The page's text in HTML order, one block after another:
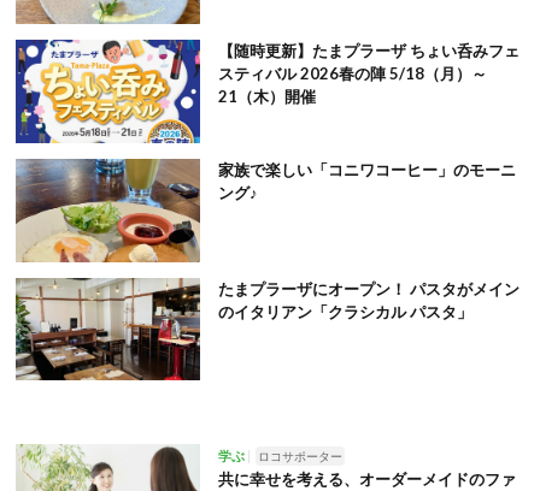
【随時更新】たまプラーザ ちょい呑みフェ
スティバル 2026春の陣 5/18（月）～
21（木）開催
家族で楽しい「コニワコーヒー」のモーニ
ング♪
たまプラーザにオープン！ パスタがメイン
のイタリアン「クラシカル パスタ」
学ぶ ロコサポーター
共に幸せを考える、オーダーメイドのファ